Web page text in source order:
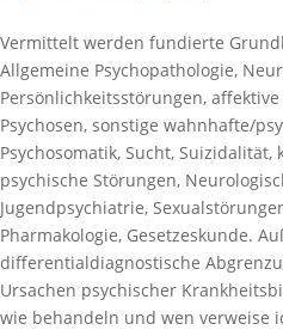
Vermittelt werden fundierte
Allgemeine Psychopathologie,
Persönlichkeitsstörungen,
Psychosen, sonstige wahnhafte/
Psychosomatik, Sucht,
psychische Störungen,
Jugendpsychiatrie,
Pharmakologie, Gesetzeskunde.
differentialdiagnostische
Ursachen psychischer
wie behandeln und wen verweise